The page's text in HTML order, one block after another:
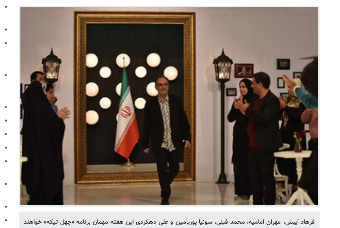
فرهاد آییش، مهران امامیه، محمد فیلی، سونیا پوریامین و علی دهکردی این هفته مهمان برنامه «چهل تیکه» خواهند